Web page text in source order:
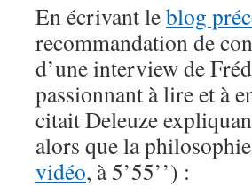
En écrivant leblog
recommandation de
d’une interview de
passionnant à lire et à
citait Deleuze
alors que la
vidéo, à 5’55’’) :